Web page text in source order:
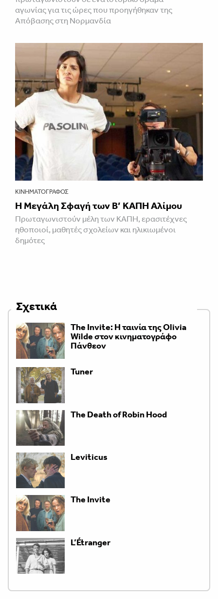
αγωνίας για τις ώρες που προηγήθηκαν της
Απόβασης στη Νορμανδία
ΚΙΝΗΜΑΤΟΓΡΆΦΟΣ
Η Μεγάλη Σφαγή των Β’ ΚΑΠΗ Αλίμου
Πρωταγωνιστούν μέλη των ΚΑΠΗ, ερασιτέχνες
ηθοποιοί, μαθητές σχολείων και ηλικιωμένοι
δημότες
Σχετικά
The Invite: Η ταινία της Olivia
Wilde στον κινηματογράφο
Πάνθεον
Tuner
The Death of Robin Hood
Leviticus
The Invite
L’Étranger